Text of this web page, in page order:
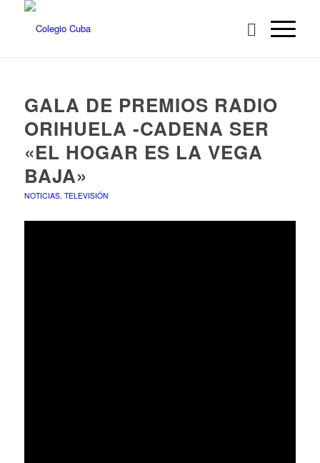
GALA DE PREMIOS RADIO
ORIHUELA -CADENA SER
«EL HOGAR ES LA VEGA
BAJA»
NOTICIAS, TELEVISIÓN